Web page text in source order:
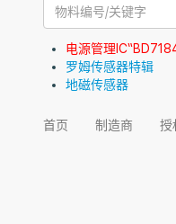
电源管理
罗姆传感器特辑
地磁传感器
首页 制造商 授